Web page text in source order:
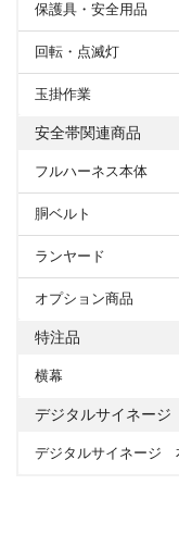
保護具・安全用品
回転・点滅灯
玉掛作業
安全帯関連商品
フルハーネス本体
胴ベルト
ランヤード
オプション商品
特注品
横幕
デジタルサイネージ
デジタルサイネージ